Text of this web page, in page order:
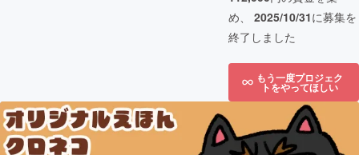
め、 2025/10/31に募集を
終了しました
もう一度プロジェク
トをやってほしい